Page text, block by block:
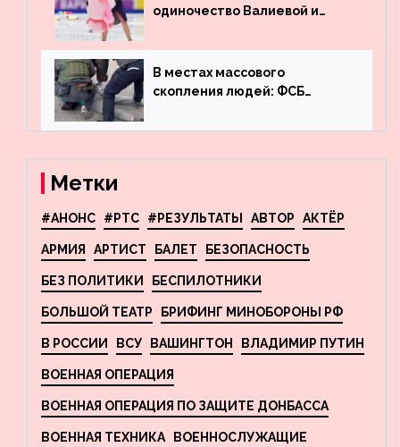
одиночество Валиевой и
что обсуждают в мире
фигурного катания
В местах массового
скопления людей: ФСБ
террористов, планировавших
Метки
#АНОНС #РТС #РЕЗУЛЬТАТЫ АВТОР АКТЁР
АРМИЯ АРТИСТ БАЛЕТ БЕЗОПАСНОСТЬ
БЕЗ ПОЛИТИКИ БЕСПИЛОТНИКИ
БОЛЬШОЙ ТЕАТР БРИФИНГ МИНОБОРОНЫ РФ
В РОССИИ ВСУ ВАШИНГТОН ВЛАДИМИР ПУТИН
ВОЕННАЯ ОПЕРАЦИЯ
ВОЕННАЯ ОПЕРАЦИЯ ПО ЗАЩИТЕ ДОНБАССА
ВОЕННАЯ ТЕХНИКА ВОЕННОСЛУЖАЩИЕ